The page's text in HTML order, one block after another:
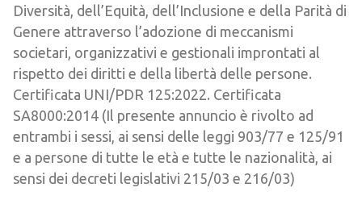
Diversità, dell’Equità, dell’Inclusione e della Parità di
Genere attraverso l’adozione di meccanismi
societari, organizzativi e gestionali improntati al
rispetto dei diritti e della libertà delle persone.
Certificata UNI/PDR 125:2022. Certificata
SA8000:2014 (Il presente annuncio è rivolto ad
entrambi i sessi, ai sensi delle leggi 903/77 e 125/91
e a persone di tutte le età e tutte le nazionalità, ai
sensi dei decreti legislativi 215/03 e 216/03)